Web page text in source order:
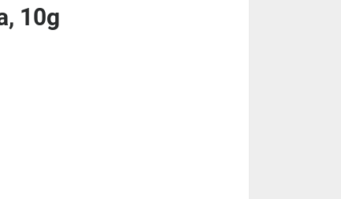
10g